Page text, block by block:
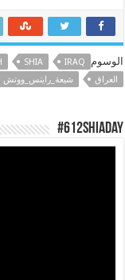
الوسوم IRAQ
SHIA
العراق
شيعة_رايتس_ووتش
#612ShiaDay